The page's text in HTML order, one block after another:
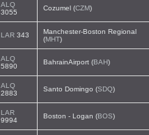
ALQ
3055
Cozumel (CZM)
LAR 343
Manchester-Boston Regional
(MHT)
ALQ
5890
BahrainAirport (BAH)
ALQ
2883
Santo Domingo (SDQ)
LAR
9994
Boston - Logan (BOS)